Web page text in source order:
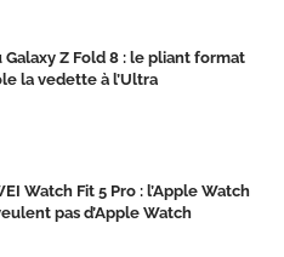
Galaxy Z Fold 8 : le pliant format
la vedette à l’Ultra
Watch Fit 5 Pro : l’Apple Watch
pas d’Apple Watch